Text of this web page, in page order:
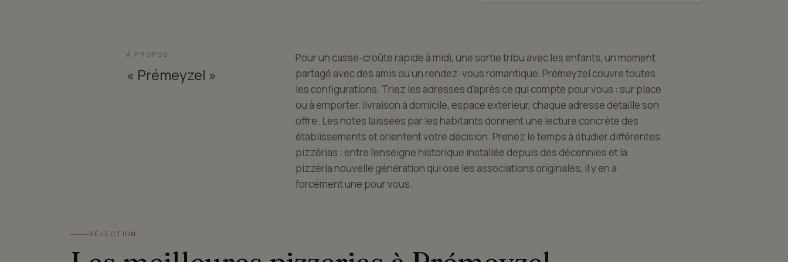
À PROPOS
« Prémeyzel »
Pour un casse-croûte rapide à midi, une sortie tribu avec les enfants, un moment
partagé avec des amis ou un rendez-vous romantique, Prémeyzel couvre toutes
les configurations. Triez les adresses d'après ce qui compte pour vous : sur place
ou à emporter, livraison à domicile, espace extérieur, chaque adresse détaille son
offre. Les notes laissées par les habitants donnent une lecture concrète des
établissements et orientent votre décision. Prenez le temps à étudier différentes
pizzérias : entre l'enseigne historique installée depuis des décennies et la
pizzéria nouvelle génération qui ose les associations originales, il y en a
forcément une pour vous.
SÉLECTION